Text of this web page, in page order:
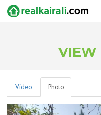
VIEW
Video Photo